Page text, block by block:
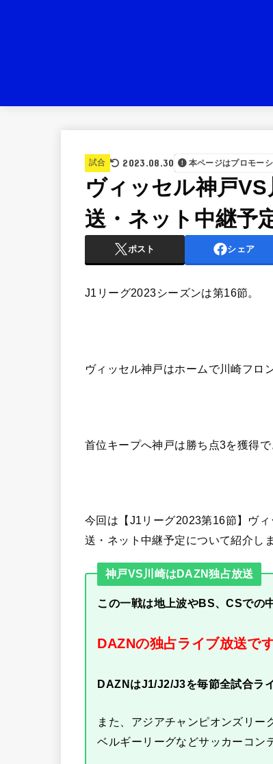
試合 2023.08.30 本ページはプロモー
ヴィッセル神戸
送・ネット中継予
ポスト シェア
J1リーグ2023シーズンは第16節。
ヴィッセル神戸はホームで川崎フロ
首位キープへ神戸は勝ち点3を獲得で
今回は【J1リーグ2023第16節】ヴ
送・ネット中継予定について紹介しま
神戸VS川崎はDAZN独占放送
この一戦は地上波やBS、CSでの
DAZNの独占ライブ放送で
DAZNはJ1/J2/J3を毎節全試合ライ
また、アジアチャンピオンズリー
ベルギーリーグなどサッカーコン